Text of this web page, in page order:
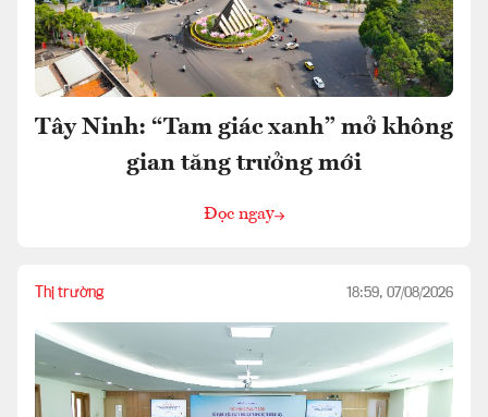
Tây Ninh: “Tam giác xanh” mở không
gian tăng trưởng mới
Đọc ngay
Thị trường 18:59, 07/08/2026